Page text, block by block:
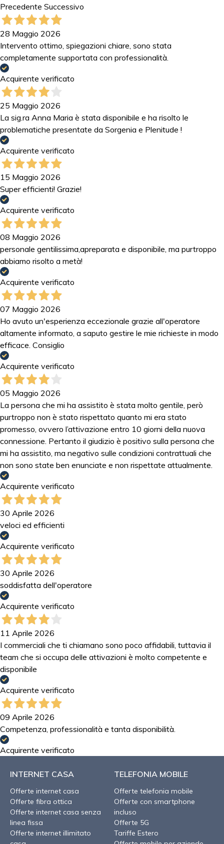
Precedente Successivo
28 Maggio 2026
Intervento ottimo, spiegazioni chiare, sono stata
completamente supportata con professionalità.
Acquirente verificato
25 Maggio 2026
La sig.ra Anna Maria è stata disponibile e ha risolto le
problematiche presentate da Sorgenia e Plenitude !
Acquirente verificato
15 Maggio 2026
Super efficienti! Grazie!
Acquirente verificato
08 Maggio 2026
personale gentilissima,apreparata e disponibile, ma purtroppo
abbiamo risolto a metà!
Acquirente verificato
07 Maggio 2026
Ho avuto un'esperienza eccezionale grazie all'operatore
altamente informato, a saputo gestire le mie richieste in modo
efficace. Consiglio
Acquirente verificato
05 Maggio 2026
La persona che mi ha assistito è stata molto gentile, però
purtroppo non è stato rispettato quanto mi era stato
promesso, ovvero l’attivazione entro 10 giorni della nuova
connessione. Pertanto il giudizio è positivo sulla persona che
mi ha assistito, ma negativo sulle condizioni contrattuali che
non sono state ben enunciate e non rispettate attualmente.
Acquirente verificato
30 Aprile 2026
veloci ed efficienti
Acquirente verificato
30 Aprile 2026
soddisfatta dell'operatore
Acquirente verificato
11 Aprile 2026
I commerciali che ti chiamano sono poco affidabili, tuttavia il
team che si occupa delle attivazioni è molto competente e
disponibile
Acquirente verificato
09 Aprile 2026
Competenza, professionalità e tanta disponibilità.
Acquirente verificato
INTERNET CASA
Offerte internet casa
Offerte fibra ottica
Offerte internet casa senza
linea fissa
Offerte internet illimitato
TELEFONIA MOBILE
Offerte telefonia mobile
Offerte con smartphone
incluso
Offerte 5G
Tariffe Estero